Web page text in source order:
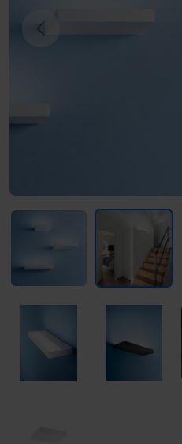
Previous